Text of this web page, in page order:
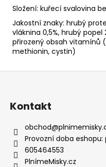
Složení: kuřecí svalovina
Jakostní znaky: hrubý
vláknina 0,5%, hrubý popel
přirozený obsah vitamínů
methionin, cystin)
Z
Kontakt
obchod@
Provozní doba
605464553
PlnímeMisky.cz